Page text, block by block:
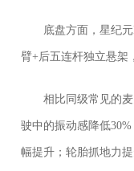
底盘方面，星纪
臂+后五连杆独立悬架，
相比同级常见的
驶中的振动感降低
幅提升；轮胎抓地力